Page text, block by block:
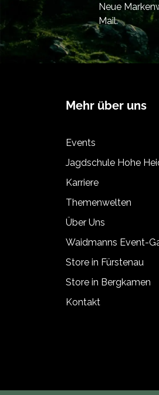
Neue
Mail.
Mehr über uns
Events
Jagdschule Hohe
Karriere
Themenwelten
Über Uns
Waidmanns Event-
Store in Fürstenau
Store in Bergkamen
Kontakt